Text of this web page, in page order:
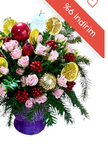
%6
indirim